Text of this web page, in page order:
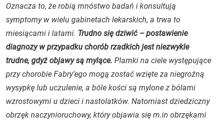
Oznacza to, że robią mnóstwo badań i konsultują
symptomy w wielu gabinetach lekarskich, a trwa to
miesiącami i latami. Trudno się dziwić – postawienie
diagnozy w przypadku chorób rzadkich jest niezwykle
trudne, gdyż objawy są mylące. Plamki na ciele występujące
przy chorobie Fabry’ego mogą zostać wzięte za niegroźną
wysypkę lub uczulenie, a bóle kości są mylone z bólami
wzrostowymi u dzieci i nastolatków. Natomiast dziedziczny
obrzęk naczynioruchowy, który objawia się m.in obrzękami